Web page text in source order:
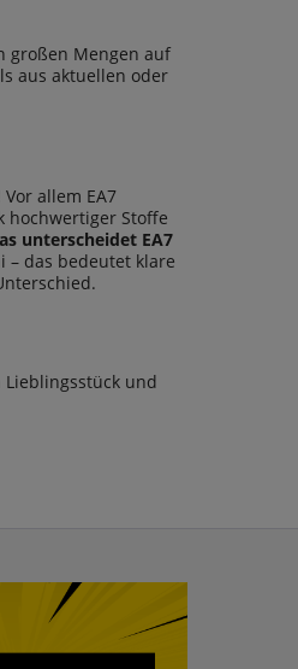
großen Mengen auf
aus aktuellen oder
allem EA7
hochwertiger Stoffe
unterscheidet EA7
– das bedeutet klare
Lieblingsstück und